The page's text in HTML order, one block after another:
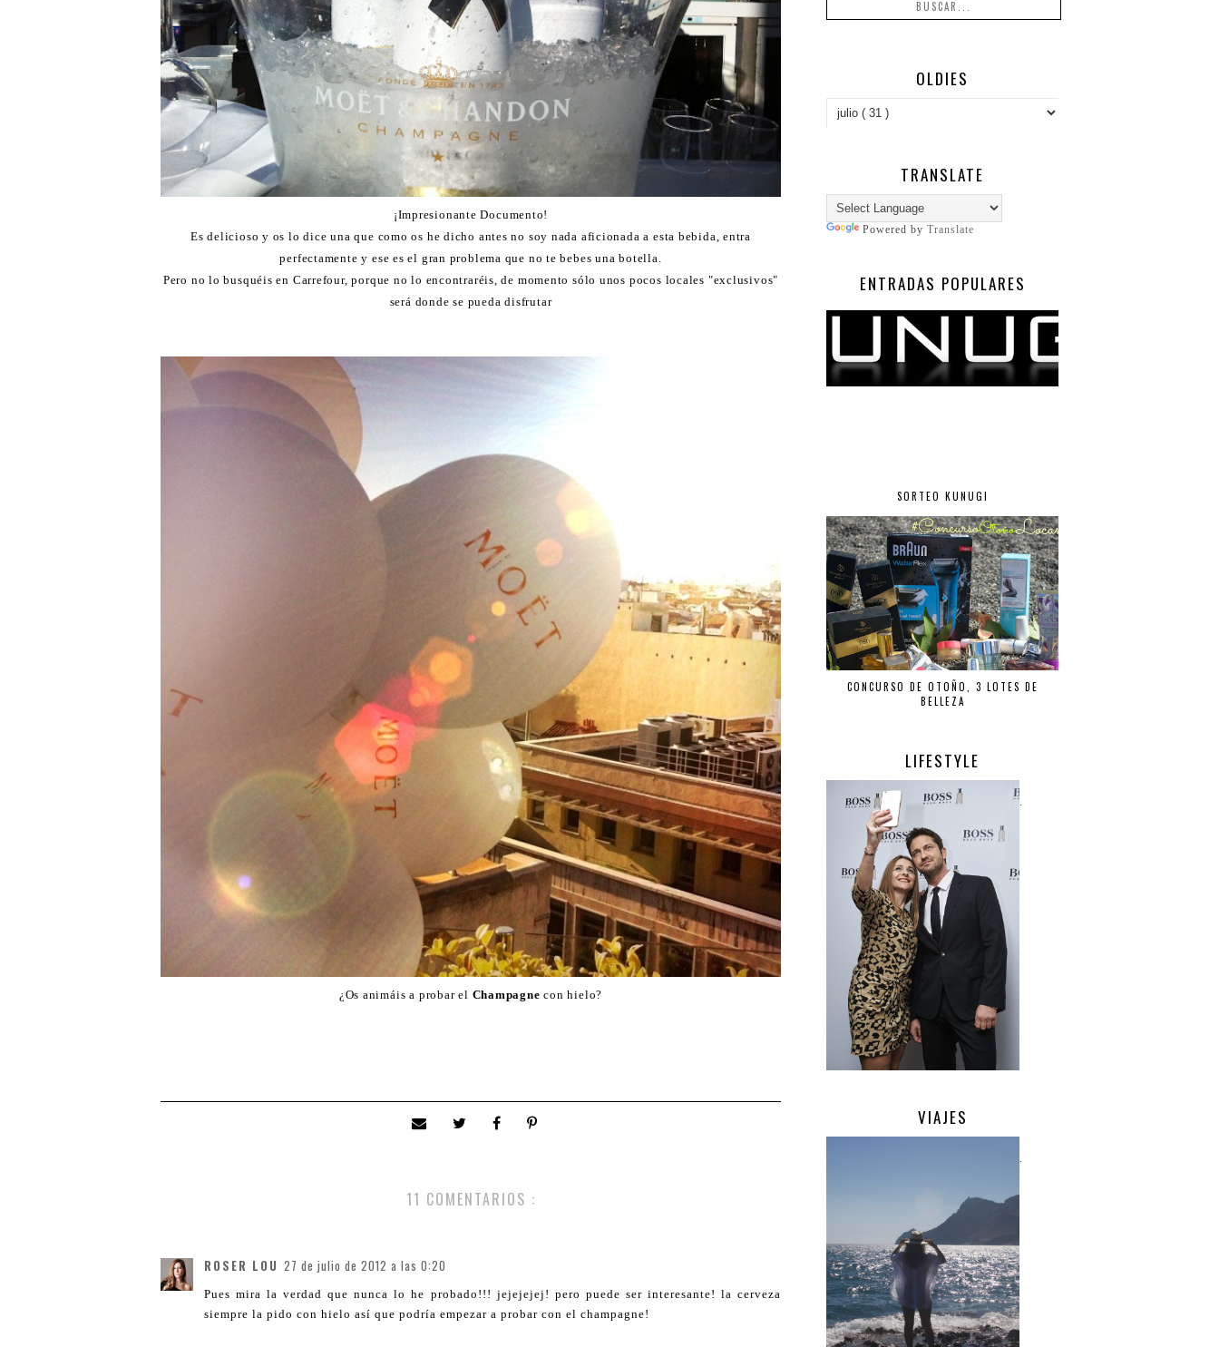
¡Impresionante Documento!
Es delicioso y os lo dice una que como os he dicho antes no soy nada aficionada a esta bebida, entra
perfectamente y ese es el gran problema que no te bebes una botella.
Pero no lo busquéis en Carrefour, porque no lo encontraréis, de momento sólo unos pocos locales "exclusivos"
será donde se pueda disfrutar
¿Os animáis a probar el Champagne con hielo?
11 COMENTARIOS :
ROSER LOU 27 de julio de 2012 a las 0:20
Pues mira la verdad que nunca lo he probado!!! jejejejej! pero puede ser interesante! la cerveza
siempre la pido con hielo así que podría empezar a probar con el champagne!
OLDIES
TRANSLATE
Powered by Translate
ENTRADAS POPULARES
SORTEO KUNUGI
CONCURSO DE OTOÑO, 3 LOTES DE
BELLEZA
LIFESTYLE
.
VIAJES
.